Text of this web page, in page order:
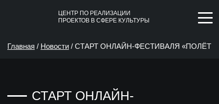
ЦЕНТР ПО РЕАЛИЗАЦИИ
ПРОЕКТОВ В СФЕРЕ КУЛЬТУРЫ
Главная / Новости / СТАРТ ОНЛАЙН-ФЕСТИВАЛЯ «ПОЛЁТ
СТАРТ ОНЛАЙН-